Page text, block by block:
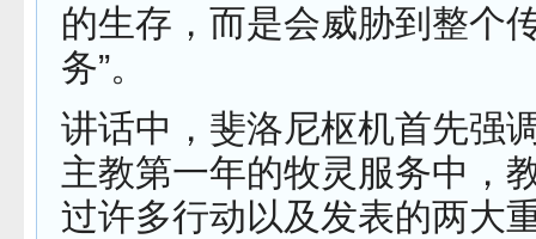
的生存，而是会威胁到整个
务”。
讲话中，斐洛尼枢机首先强
主教第一年的牧灵服务中，
过许多行动以及发表的两